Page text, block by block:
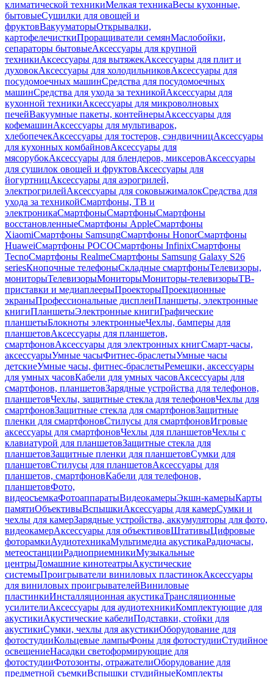
климатической техникиМелкая техникаВесы кухонные,
бытовыеСушилки для овощей и
фруктовВакууматорыОткрывалки,
картофелечисткиПроращиватели семянМаслобойки,
сепараторы бытовыеАксессуары для крупной
техникиАксессуары для вытяжекАксессуары для плит и
духовокАксессуары для холодильниковАксессуары для
посудомоечных машинСредства для посудомоечных
машинСредства для ухода за техникойАксессуары для
кухонной техникиАксессуары для микроволновых
печейВакуумные пакеты, контейнерыАксессуары для
кофемашинАксессуары для мультиварок,
хлебопечекАксессуары для тостеров, сэндвичницАксессуары
для кухонных комбайновАксессуары для
мясорубокАксессуары для блендеров, миксеровАксессуары
для сушилок овощей и фруктовАксессуары для
йогуртницАксессуары для аэрогрилей,
электрогрилейАксессуары для соковыжималокСредства для
ухода за техникойСмартфоны, ТВ и
электроникаСмартфоныСмартфоныСмартфоны
восстановленныеСмартфоны AppleСмартфоны
XiaomiСмартфоны SamsungСмартфоны HonorСмартфоны
HuaweiСмартфоны POCOСмартфоны InfinixСмартфоны
TecnoСмартфоны RealmeСмартфоны Samsung Galaxy S26
seriesКнопочные телефоныСкладные смартфоныТелевизоры,
мониторыТелевизорыМониторыМониторы-телевизорыТВ-
приставки и медиаплеерыПроекторыПроекционные
экраныПрофессиональные дисплеиПланшеты, электронные
книгиПланшетыЭлектронные книгиГрафические
планшетыБлокноты электронныеЧехлы, бамперы для
планшетовАксессуары для планшетов,
смартфоновАксессуары для электронных книгСмарт-часы,
аксессуарыУмные часыФитнес-браслетыУмные часы
детскиеУмные часы, фитнес-браслетыРемешки, аксессуары
для умных часовКабели для умных часовАксессуары для
смартфонов, планшетовЗарядные устройства для телефонов,
планшетовЧехлы, защитные стекла для телефоновЧехлы для
смартфоновЗащитные стекла для смартфоновЗащитные
пленки для смартфоновСтилусы для смартфоновИгровые
аксессуары для смартфоновЧехлы для планшетовЧехлы с
клавиатурой для планшетовЗащитные стекла для
планшетовЗащитные пленки для планшетовСумки для
планшетовСтилусы для планшетовАксессуары для
планшетов, смартфоновКабели для телефонов,
планшетовФото,
видеосъемкаФотоаппаратыВидеокамерыЭкшн-камерыКарты
памятиОбъективыВспышкиАксессуары для камерСумки и
чехлы для камерЗарядные устройства, аккумуляторы для фото,
видеокамерАксессуары для объективовШтативыЦифровые
фоторамкиАудиотехникаМультимедиа акустикаРадиочасы,
метеостанцииРадиоприемникиМузыкальные
центрыДомашние кинотеатрыАкустические
системыПроигрыватели виниловых пластинокАксессуары
для виниловых проигрывателейВиниловые
пластинкиИнсталляционная акустикаТрансляционные
усилителиАксессуары для аудиотехникиКомплектующие для
акустикиАкустические кабелиПодставки, стойки для
акустикиСумки, чехлы для акустикиОборудование для
фотостудииКольцевые лампыФоны для фотостудииСтудийное
освещениеНасадки светоформирующие для
фотостудииФотозонты, отражателиОборудование для
предметной съемкиВспышки студийныеКомплекты